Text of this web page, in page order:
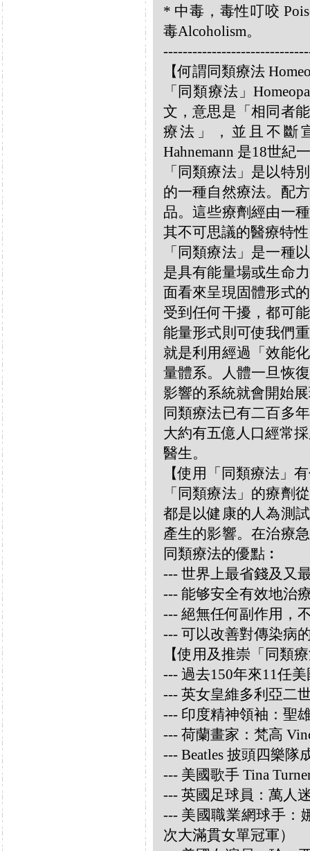
* 中毒，毒性叮咬
毒Alcoholism。
【何謂同類療法
「同類療法」
文，意思是「相同者
療法」，並且不斷
Hahnemann 是18世紀
「同類療法」是以特
的一種自然療法。配
品。這些療劑經由一
其不可思議的醫療特
「同類療法」是一種
是具有能量場或生命
面看來呈現固體形式
受到任何干擾，都可
能量形式則可使我們
就是利用經過「效能
量體系。人體一旦恢
影響的系統就會開始
同類療法已有二百多
大約有五億人口經常
醫生。
【使用「同類療法」
「同類療法」的療劑
都是以健康的人為測
產生的影響。在治療
同類療法的優點︰
--- 世界上最省錢及又
--- 能够安全有效地治
--- 絕無任何副作用，
--- 可以改善對傳染病
【使用及推崇「同類
--- 過去150年來11任
--- 英女皇維多利亞二
--- 印度精神領袖：聖
--- 荷蘭畫家：梵高
--- Beatles 披頭四樂隊
--- 美國歌手 Tina
--- 英國足球員：萬人
--- 美國職業網球手：
次大滿貫女單冠軍）